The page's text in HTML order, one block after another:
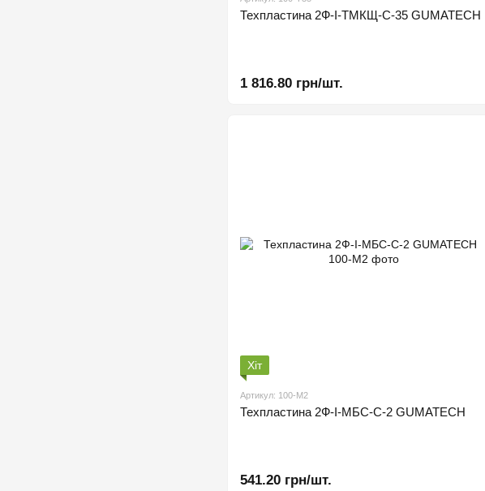
Техпластина 2Ф-І-ТМКЩ-С-35 GUMATECH
1 816.80 грн/шт.
Хіт
Артикул: 100-М2
Техпластина 2Ф-І-МБС-С-2 GUMATECH
541.20 грн/шт.